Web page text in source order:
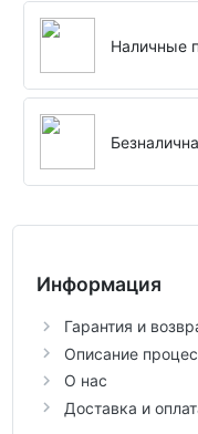
Наличные
Информация
Гарантия и
Описание
О нас
Доставка и